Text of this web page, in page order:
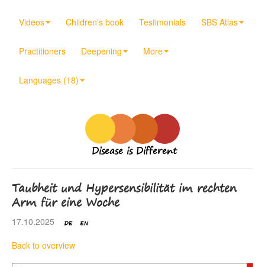
Videos Children’s book Testimonials SBS Atlas
Practitioners Deepening More
Languages (18)
Disease is Different
Taubheit und Hypersensibilität im rechten
Arm für eine Woche
17.10.2025
Back to overview